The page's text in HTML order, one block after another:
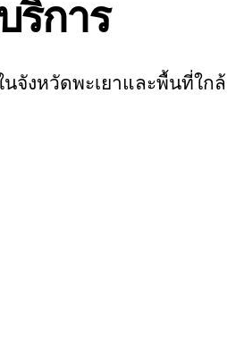
ริการ
จังหวัดพะเยาและพื้นที่ใกล้